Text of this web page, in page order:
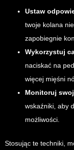
Ustaw
twoje kolana
zapobiegnie
Wykorzystuj
naciskać na
więcej mięśni
Monitoruj
wskaźniki, aby
możliwości.
Stosując te techniki,